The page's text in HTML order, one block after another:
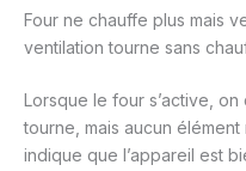
Four ne chauffe plus mais
ventilation tourne sans
Lorsque le four s’active,
tourne, mais aucun
indique que l’appareil est